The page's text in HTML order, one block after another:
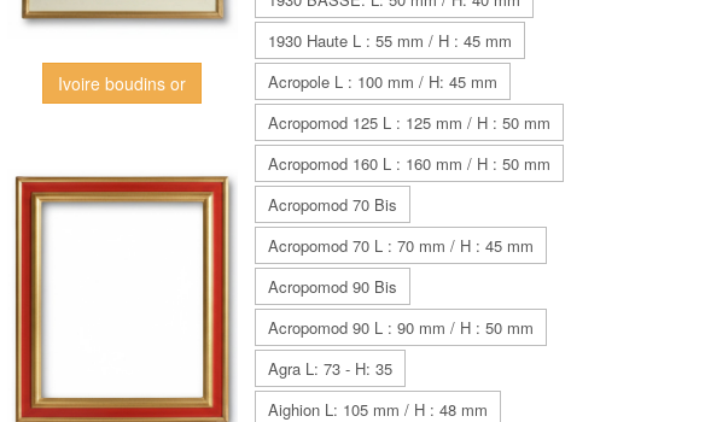
Ivoire boudins or
1930 Haute L : 55 mm / H : 45 mm
Acropole L : 100 mm / H: 45 mm
Acropomod 125 L : 125 mm / H : 50 mm
Acropomod 160 L : 160 mm / H : 50 mm
Acropomod 70 Bis
Acropomod 70 L : 70 mm / H : 45 mm
Acropomod 90 Bis
Acropomod 90 L : 90 mm / H : 50 mm
Agra L: 73 - H: 35
Aighion L: 105 mm / H : 48 mm